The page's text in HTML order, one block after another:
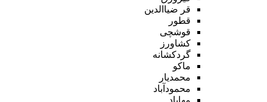
قر ضیاالدین
قطور
قوشچی
کشاورز
گردکشانه
ماکو
محمدیار
محمودآباد
مهاباد